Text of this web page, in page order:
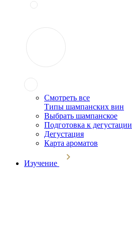
Смотреть все
Типы шампанских вин
Выбрать шампанское
Подготовка к дегустации
Дегустация
Карта ароматов
Изучение